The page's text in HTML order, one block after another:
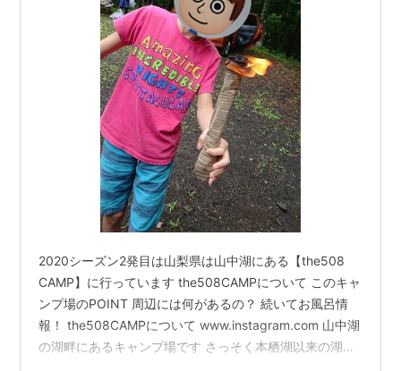
2020シーズン2発目は山梨県は山中湖にある【the508
CAMP】に行っています the508CAMPについて このキャ
ンプ場のPOINT 周辺には何があるの？ 続いてお風呂情
報！ the508CAMPについて www.instagram.com 山中湖
の湖畔にあるキャンプ場です さっそく本栖湖以来の湖畔